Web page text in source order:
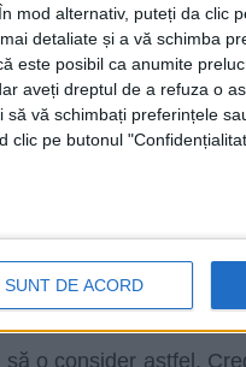
mod alternativ, puteți da clic
detaliate și a vă schimba
este posibil ca anumite
aveți dreptul de a refuza o
vă schimbați preferințele
clic pe butonul
SUNT DE ACORD
această
să opteze cu privire
lucruri. Nu
întâlnire cu primarii din
Această ordonanţă de
abuzivă“.
o consider astfel.